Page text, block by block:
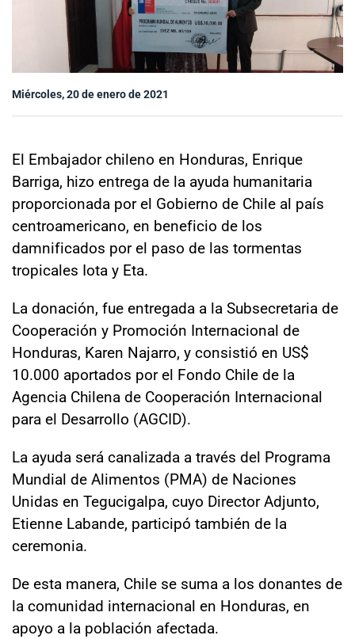
Sala de prensa
modo claro
Miércoles, 20 de enero de 2021
El Embajador chileno en Honduras, Enrique
Barriga, hizo entrega de la ayuda humanitaria
proporcionada por el Gobierno de Chile al país
centroamericano, en beneficio de los
damnificados por el paso de las tormentas
tropicales Iota y Eta.
La donación, fue entregada a la Subsecretaria de
Cooperación y Promoción Internacional de
Honduras, Karen Najarro, y consistió en US$
10.000 aportados por el Fondo Chile de la
Agencia Chilena de Cooperación Internacional
para el Desarrollo (AGCID).
La ayuda será canalizada a través del Programa
Mundial de Alimentos (PMA) de Naciones
Unidas en Tegucigalpa, cuyo Director Adjunto,
Etienne Labande, participó también de la
ceremonia.
De esta manera, Chile se suma a los donantes de
la comunidad internacional en Honduras, en
apoyo a la población afectada.